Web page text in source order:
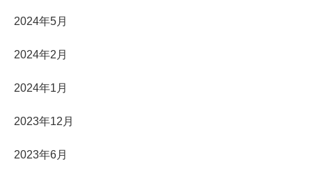
2024年5月
2024年2月
2024年1月
2023年12月
2023年6月